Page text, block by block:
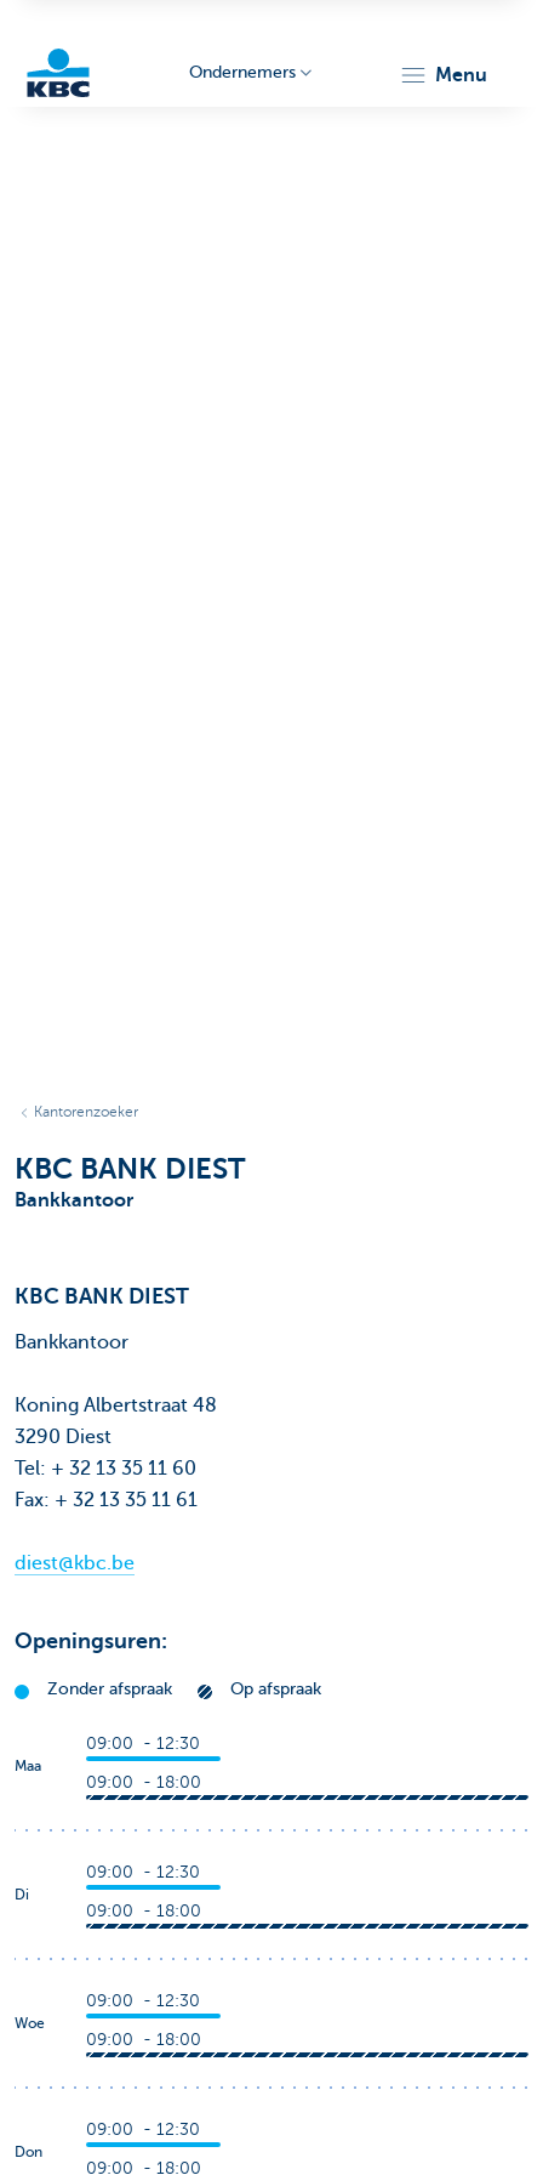
Ondernemers menu
Kantorenzoeker
KBC BANK DIEST
Bankkantoor
KBC BANK DIEST
Bankkantoor
Koning Albertstraat 48
3290 Diest
Tel: + 32 13 35 11 60
Fax: + 32 13 35 11 61
diest@kbc.be
Openingsuren:
Zonder afspraak Op afspraak
Maa
09:00 - 12:30
09:00 - 18:00
Di
09:00 - 12:30
09:00 - 18:00
Woe
09:00 - 12:30
09:00 - 18:00
Don
09:00 - 12:30
09:00 - 18:00